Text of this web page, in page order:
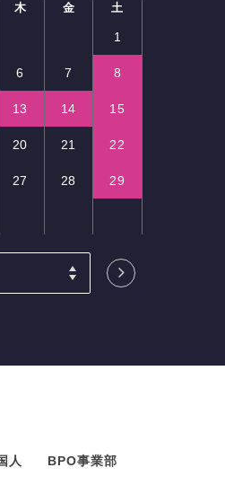
木 金 土
1
6 7 8
13 14 15
20 21 22
27 28 29
人 BPO事業部